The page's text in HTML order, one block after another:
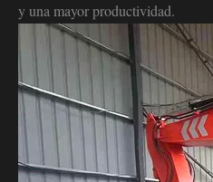
y una mayor productividad.